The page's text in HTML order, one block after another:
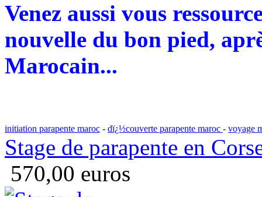
Venez aussi vous
nouvelle du bon pied,
Marocain...
initiation parapente maroc - dï¿½couverte parapente maroc - voyage
Stage de parapente en
570,00 euros